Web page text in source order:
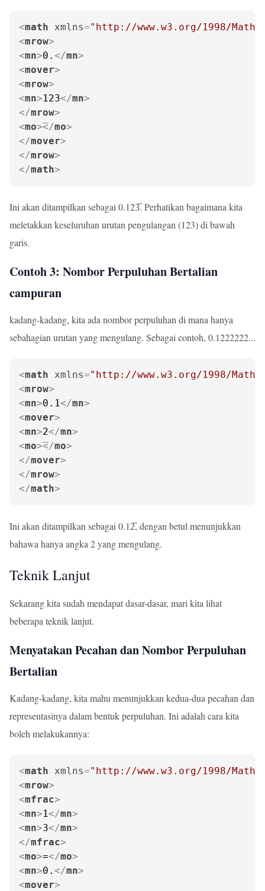
<math xmlns="http://www.w3.org/1998/Math/
<mrow>
<mn>0. </mn>
<mover>
<mrow>
<mn>123</mn>
</mrow>
<mo></mo>
</mover>
</mrow>
</math>
Ini akan ditampilkan sebagai 0.123̅. Perhatikan bagaimana kita
meletakkan keseluruhan urutan pengulangan (123) di bawah
garis.
Contoh 3: Nombor Perpuluhan Bertalian
campuran
kadang-kadang, kita ada nombor perpuluhan di mana hanya
sebahagian urutan yang mengulang. Sebagai contoh, 0.1222222...
<math xmlns="http://www.w3.org/1998/Math/
<mrow>
<mn>0.1</mn>
<mover>
<mn>2</mn>
<mo></mo>
</mover>
</mrow>
</math>
Ini akan ditampilkan sebagai 0.12̅, dengan betul menunjukkan
bahawa hanya angka 2 yang mengulang.
Teknik Lanjut
Sekarang kita sudah mendapat dasar-dasar, mari kita lihat
beberapa teknik lanjut.
Menyatakan Pecahan dan Nombor Perpuluhan
Bertalian
Kadang-kadang, kita mahu menunjukkan kedua-dua pecahan dan
representasinya dalam bentuk perpuluhan. Ini adalah cara kita
boleh melakukannya:
<math xmlns="http://www.w3.org/1998/Math/
<mrow>
<mfrac>
<mn>1</mn>
<mn>3</mn>
</mfrac>
<mo>=</mo>
<mn>0. </mn>
<mover>